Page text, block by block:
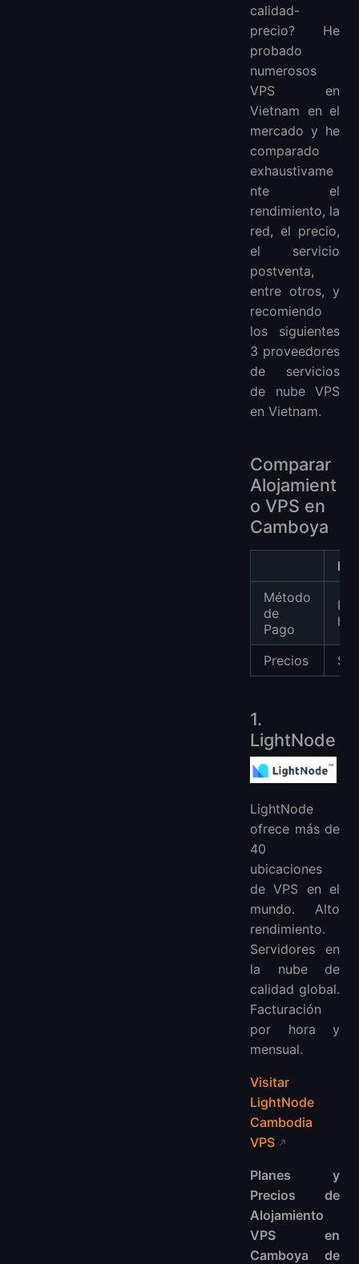
Más VPS
VPS en Asia:
VPS en Europa:
VPS en África:
calidad-
precio? He
probado
numerosos
VPS en
Vietnam en el
mercado y he
comparado
exhaustivame
nte el
rendimiento, la
red, el precio,
el servicio
postventa,
entre otros, y
recomiendo
los siguientes
3 proveedores
de servicios
de nube VPS
en Vietnam.
Comparar
Alojamient
o VPS en
Camboya
Método
de
Pago
Precios
1.
LightNode
LightNode
ofrece más de
40
ubicaciones
de VPS en el
mundo. Alto
rendimiento.
Servidores en
la nube de
calidad global.
Facturación
por hora y
mensual.
Visitar
LightNode
Cambodia
VPS
Planes y
Precios de
Alojamiento
VPS en
Camboya de